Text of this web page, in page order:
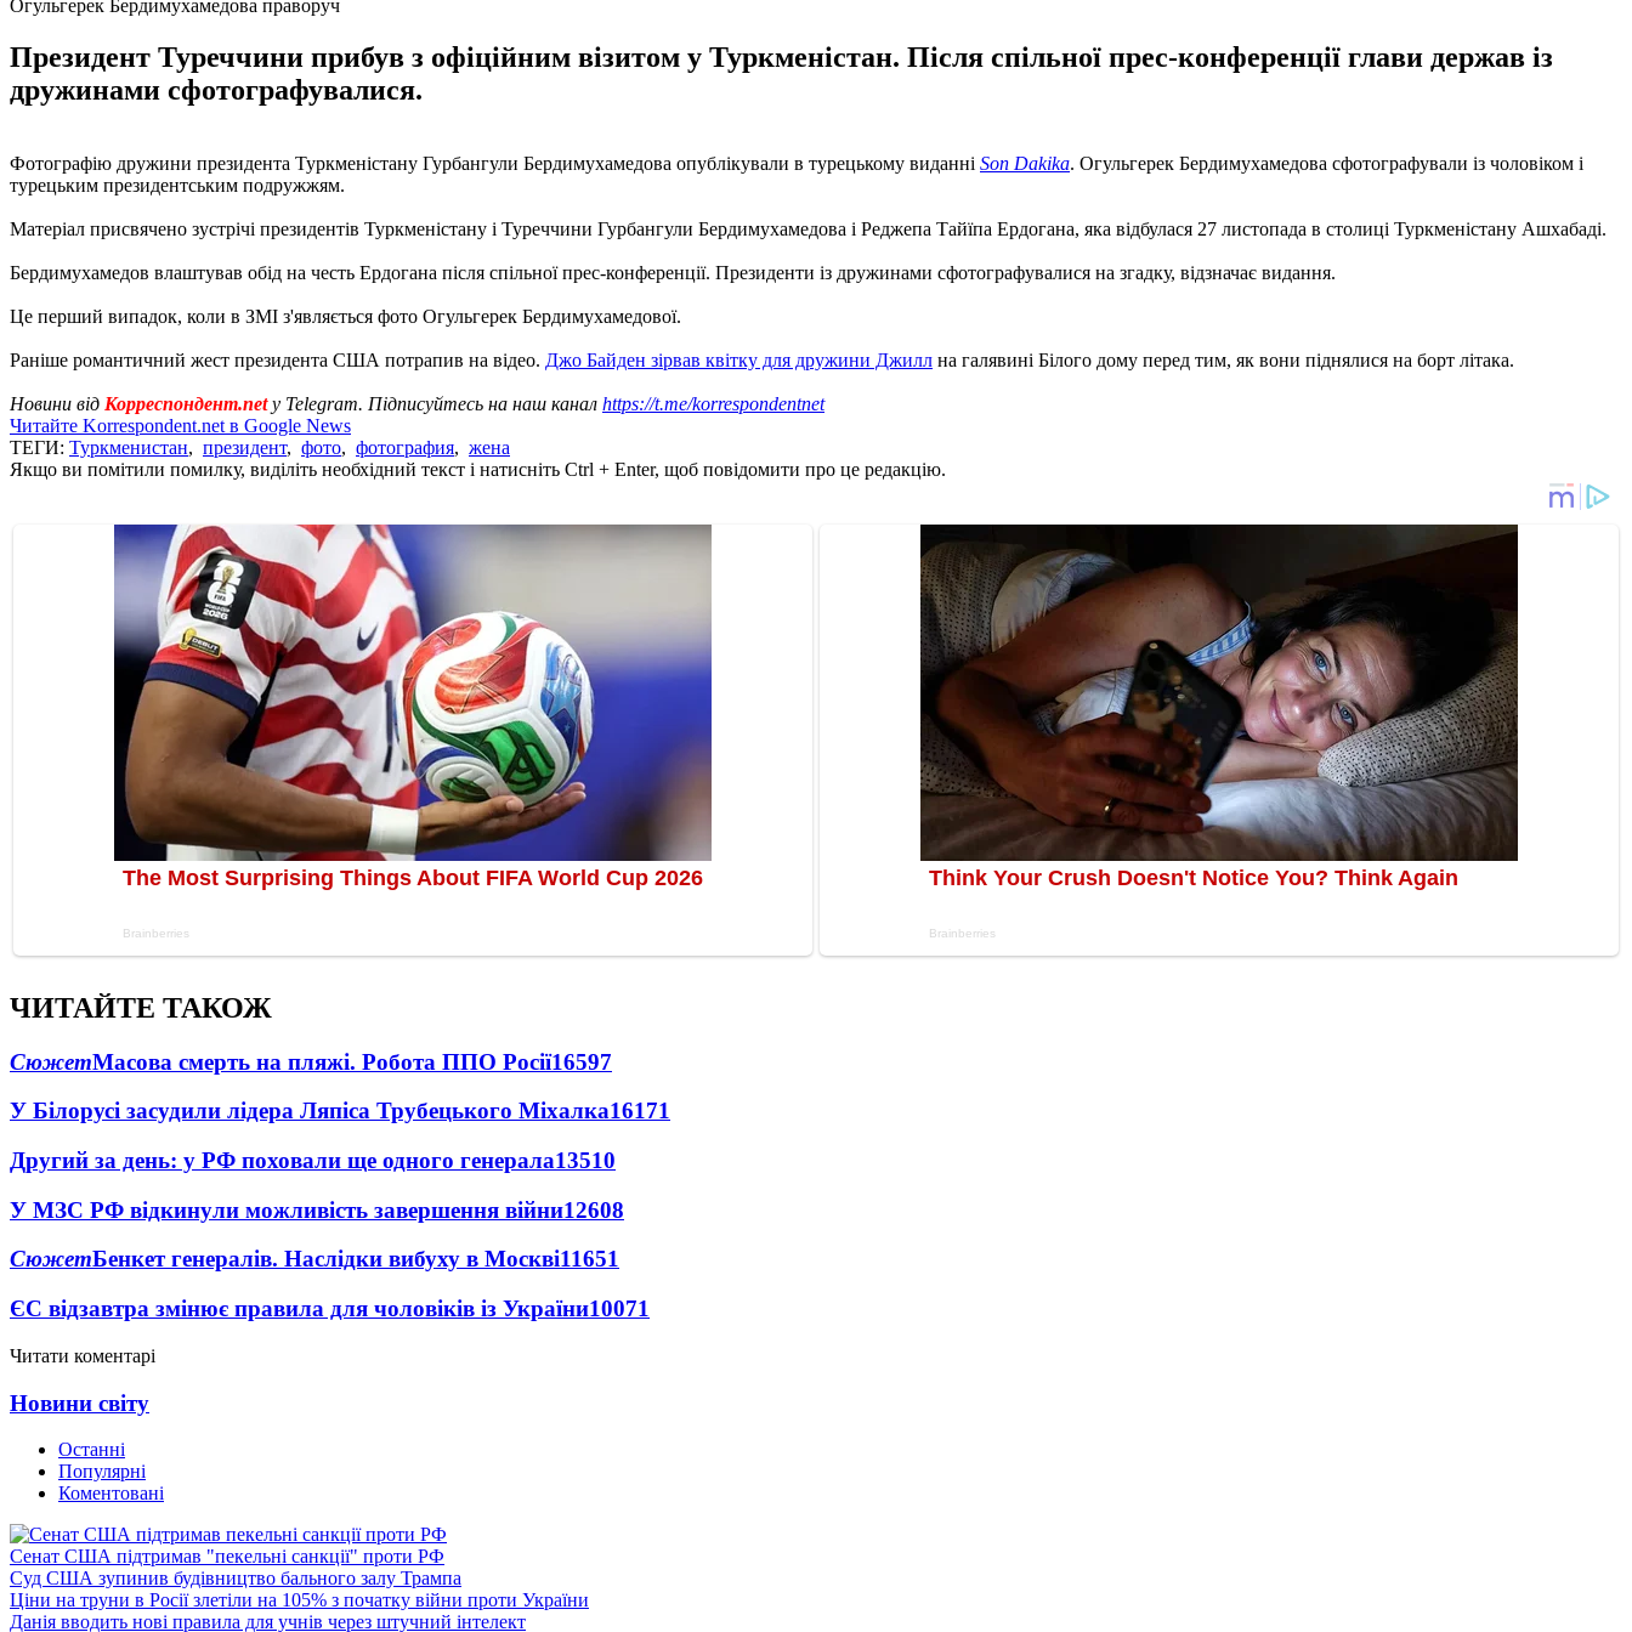
Огульгерек Бердимухамедова праворуч
Президент Туреччини прибув з офіційним візитом у Туркменістан. Після спільної прес-конференції глави держав із
дружинами сфотографувалися.
Фотографію дружини президента Туркменістану Гурбангули Бердимухамедова опублікували в турецькому виданні Son Dakika. Огульгерек Бердимухамедова сфотографували із чоловіком і
турецьким президентським подружжям.
Матеріал присвячено зустрічі президентів Туркменістану і Туреччини Гурбангули Бердимухамедова і Реджепа Тайїпа Ердогана, яка відбулася 27 листопада в столиці Туркменістану Ашхабаді.
Бердимухамедов влаштував обід на честь Ердогана після спільної прес-конференції. Президенти із дружинами сфотографувалися на згадку, відзначає видання.
Це перший випадок, коли в ЗМІ з'являється фото Огульгерек Бердимухамедової.
Раніше романтичний жест президента США потрапив на відео. Джо Байден зірвав квітку для дружини Джилл на галявині Білого дому перед тим, як вони піднялися на борт літака.
Новини від Корреспондент.netу Telegram. Підписуйтесь на наш канал https://t.me/korrespondentnet
Читайте Korrespondent.net в Google News
ТЕГИ: Туркменистан, президент, фото, фотография, жена
Якщо ви помітили помилку, виділіть необхідний текст і натисніть Ctrl + Enter, щоб повідомити про це редакцію.
ЧИТАЙТЕ ТАКОЖ
СюжетМасова смерть на пляжі. Робота ППО Росії16597
У Білорусі засудили лідера Ляпіса Трубецького Міхалка16171
Другий за день: у РФ поховали ще одного генерала13510
У МЗС РФ відкинули можливість завершення війни12608
СюжетБенкет генералів. Наслідки вибуху в Москві11651
ЄС відзавтра змінює правила для чоловіків із України10071
Читати коментарі
Новини світу
Останні
Популярні
Коментовані
Сенат США підтримав "пекельні санкції" проти РФ
Суд США зупинив будівництво бального залу Трампа
Ціни на труни в Росії злетіли на 105% з початку війни проти України
Данія вводить нові правила для учнів через штучний інтелект